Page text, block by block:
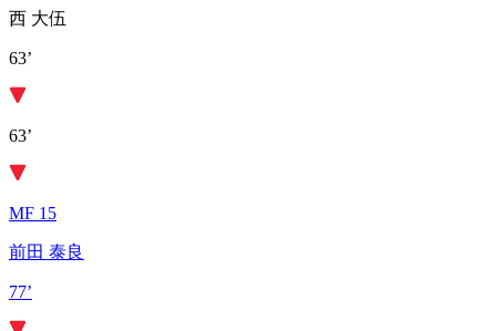
西 大伍
63’
63’
MF 15
前田 泰良
77’